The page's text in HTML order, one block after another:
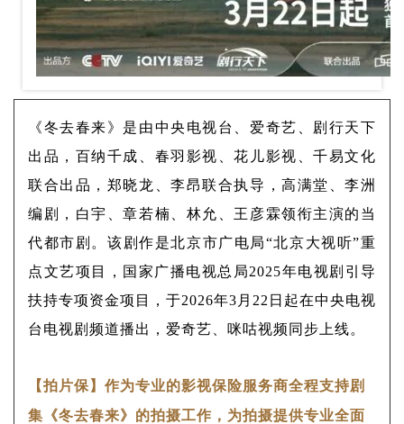
《冬去春来》是由中央电视台、爱奇艺、剧行天下
出品，百纳千成、春羽影视、花儿影视、千易文化
联合出品，郑晓龙、李昂联合执导，高满堂、李洲
编剧，白宇、章若楠、林允、王彦霖领衔主演的当
代都市剧。该剧作是北京市广电局“北京大视听”重
点文艺项目，国家广播电视总局2025年电视剧引导
扶持专项资金项目，于2026年3月22日起在中央电视
台电视剧频道播出，爱奇艺、咪咕视频同步上线。
【拍片保】作为专业的影视保险服务商全程支持剧
集《冬去春来》的拍摄工作，为拍摄提供专业全面